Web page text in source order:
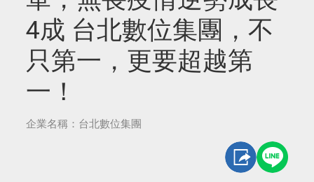
4成 台北數位集團，不
只第一，更要超越第
一！
企業名稱：台北數位集團